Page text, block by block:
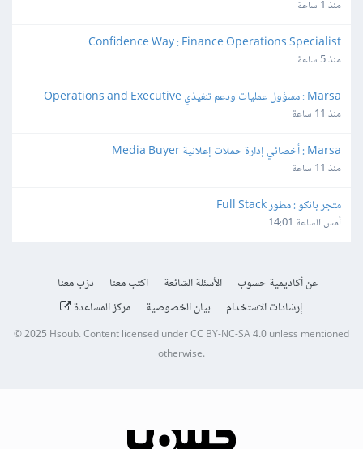
Production Coordinator
منذ 1 ساعة
Confidence Way : Finance Operations Specialist
منذ 5 ساعة
Support Lead
منذ 11 ساعة
Marsa : أخصائي إدارة حملات إعلانية Media Buyer
منذ 11 ساعة
متجر بانكو : مطور Full Stack
أمس الساعة 14:01
عن أكاديمية حسوب الأسئلة الشائعة اكتب معنا
درّب معنا
إرشادات الاستخدام
بيان الخصوصية مركز المساعدة
© 2025 Hsoub.Content licensed underCC BY-NC-SA 4.0unless mentioned
otherwise.